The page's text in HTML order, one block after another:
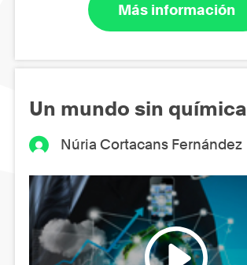
Más información
Un mundo sin química
Núria Cortacans Fernández